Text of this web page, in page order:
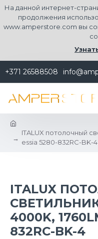
На данной интернет-
продолжения
www.amperstore.com вы
+371 26588508
ITALUX потолочный
essia 5280-832RC-BK-4
ITALUX
СВЕТИЛЬНИК
4000K,
832RC-BK-4